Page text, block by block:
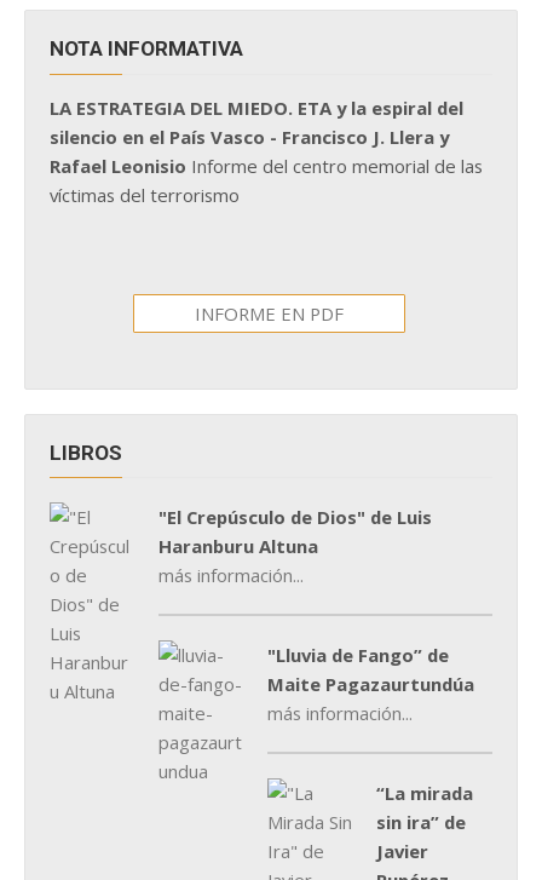
NOTA INFORMATIVA
LA ESTRATEGIA DEL MIEDO. ETA y la espiral del
silencio en el País Vasco - Francisco J. Llera y
Rafael Leonisio Informe del centro memorial de las
víctimas del terrorismo
INFORME EN PDF
LIBROS
"El Crepúsculo de Dios" de Luis
Haranburu Altuna
más información...
"Lluvia de Fango” de
Maite Pagazaurtundúa
más información...
“La mirada
sin ira” de
Javier